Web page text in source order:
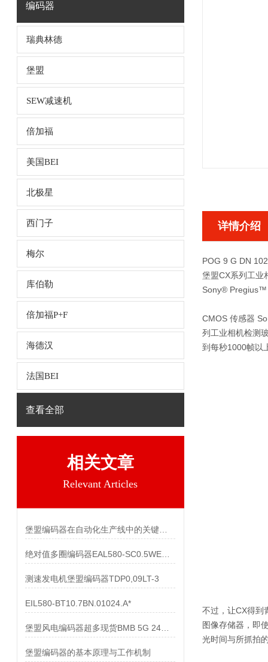
编码器
瑞典林德
堡盟
SEW减速机
倍加福
美国BEI
北极星
西门子
梅尔
库伯勒
倍加福P+F
海德汉
法国BEI
查看全部
相关文章
Relevant Articles
测速发电机堡盟编码器TDP0,09LT-3
EIL580-BT10.7BN.01024.A*
堡盟编码器的基本原理与工作机制
详情介绍
POG 9 G DN
堡盟CX系列工业
Sony® Pregius™
CMOS 传感器
列工业相机检测
到每秒1000帧以
不过，让CX得到
图像存储器，即
光时间与所抓拍